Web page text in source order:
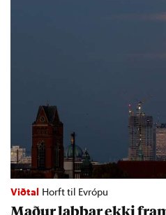
Viðtal Horft til Evrópu
Mað­ur labb­ar ekki